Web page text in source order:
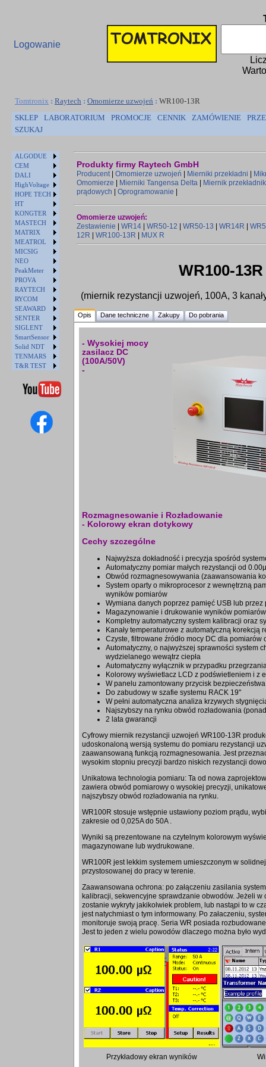
Logowanie
Tomtronix : Raytech : Omomierze uzwojeń : WR100-13R
SKLEP
LABORATORIUM PROMOCJE CENNIK ZAMÓWIENIE
SZUKAJ
ALGODUE
CEM
DALI
HighVoltage
HOPE TECH
HT
KONGTER
MASTECH
MATRIX
MEATROL
MICSIG
NEO
PeakMeter
PROVA
RAYTECH
RYCOM
SEAWARD
SENTER
SIGLENT
SmartSensor
Solid NDT
TENMARS
T&R TEST
Produkty firmy Raytech GmbH
Producent| Omomierze uzwojeń Mierniki przekładni
Omomierze
Mierniki Tangensa Delta
Miernik
prądowych
Oprogramowanie
Omomierze uzwojeń:
Zestawienie
WR14 WR50-12 WR50-13 WR14R
12R
WR100-13R MUX R
WR100-13R
(miernik rezystancji uzwojeń, 100A, 3
Opis Dane techniczne Zakupy Do pobrania
- Wysokiej mocy
zasilacz DC
(100A/50V)
-
Rozmagnesowanie i Rozładowanie
- Kolorowy ekran dotykowy
Cechy szczególne
Najwyższa dokładność i precyzja spośród
Automatyczny pomiar małych rezystancji od
Obwód rozmagnesowywania (zaawansowania
System oparty o mikroprocesor z wewnętrzną
wyników pomiarów
Wymiana danych poprzez pamięć USB lub przez
Magazynowanie i drukowanie wyników
Kompletny automatyczny system kalibracji oraz
Kanały temperaturowe z automatyczną korekcją
Czyste, filtrowane źródło mocy DC dla pomiarów
Automatyczny, o najwyższej sprawności system
wydzielanego wewątrz ciepła
Automatyczny wyłącznik w przypadku
Kolorowy wyświetlacz LCD z podświetleniem i z
W panelu zamontowany przycisk
Do zabudowy w szafie systemu RACK 19"
W pełni automatyczna analiza krzywych
Najszybszy na rynku obwód rozładowania
2 lata gwarancji
Cyfrowy miernik rezystancji uzwojeń WR100-13R
udoskonaloną wersją systemu do pomiaru rezystancji
zaawansowaną funkcją rozmagnesowania. Jest
wysokim stopniu precyzji bardzo niskich rezystancji
Unikatowa technologia pomiaru: Ta od nowa
zawiera obwód pomiarowy o wysokiej precyzji,
najszybszy obwód rozładowania na rynku.
WR100R stosuje wstępnie ustawiony poziom prądu,
zakresie od 0,025A do 50A .
Wyniki są prezentowane na czytelnym kolorowym
magazynowane lub wydrukowane.
WR100R jest lekkim systemem umieszczonym w
przystosowanej do pracy w terenie.
Zaawansowana ochrona: po załączeniu zasilania
kalibracji, sekwencyjne sprawdzanie obwodów. Jeżeli w
zostanie wykryty jakikolwiek problem, lub nastąpi to w
jest natychmiast o tym informowany. Po załaczeniu,
monitoruje swoją pracę. Seria WR posiada
Jest to jeden z wielu powodów dlaczego można było
Przykładowy ekran wyników